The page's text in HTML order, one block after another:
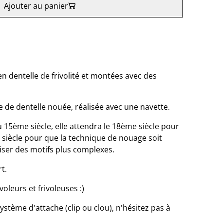
Ajouter au panier
dentelle de frivolité et montées avec des
dentelle nouée, réalisée avec une navette.
siècle, elle attendra le 18ème siècle pour
pour que la technique de nouage soit
des motifs plus complexes.
et frivoleuses :)
d'attache (clip ou clou), n'hésitez pas à